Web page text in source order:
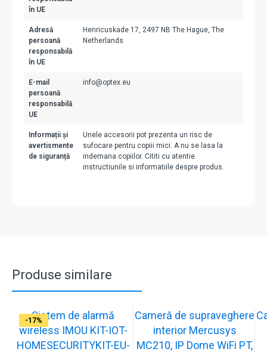
în UE
Adresă
persoană
responsabilă
în UE
Henricuskade 17, 2497 NB The Hague, The
Netherlands
E-mail
persoană
responsabilă
UE
info@optex.eu
Informații și
avertismente
de siguranță
Unele accesorii pot prezenta un risc de
sufocare pentru copiii mici. A nu se lasa la
indemana copiilor. Cititi cu atentie
instructiunile si informatiile despre produs.
Produse similare
-31%
Sistem de alarmă
wireless IMOU KIT-IOT-
HOMESECURITYKIT-EU-
-19%
Cameră de supraveghere
interior Mercusys
MC210, IP Dome WiFi PT,
-21%
-13%
-15%
-20%
-12%
-13%
-16%
-17%